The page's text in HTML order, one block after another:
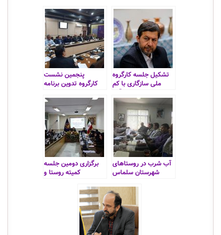
تشکیل جلسه کارگروه
ملی سازگاری با کم
آبی
پنجمین نشست
کارگروه تدوین برنامه
آب شرب در روستاهای
شهرستان سلماس
برگزاری دومین جلسه
کمیته روستا و